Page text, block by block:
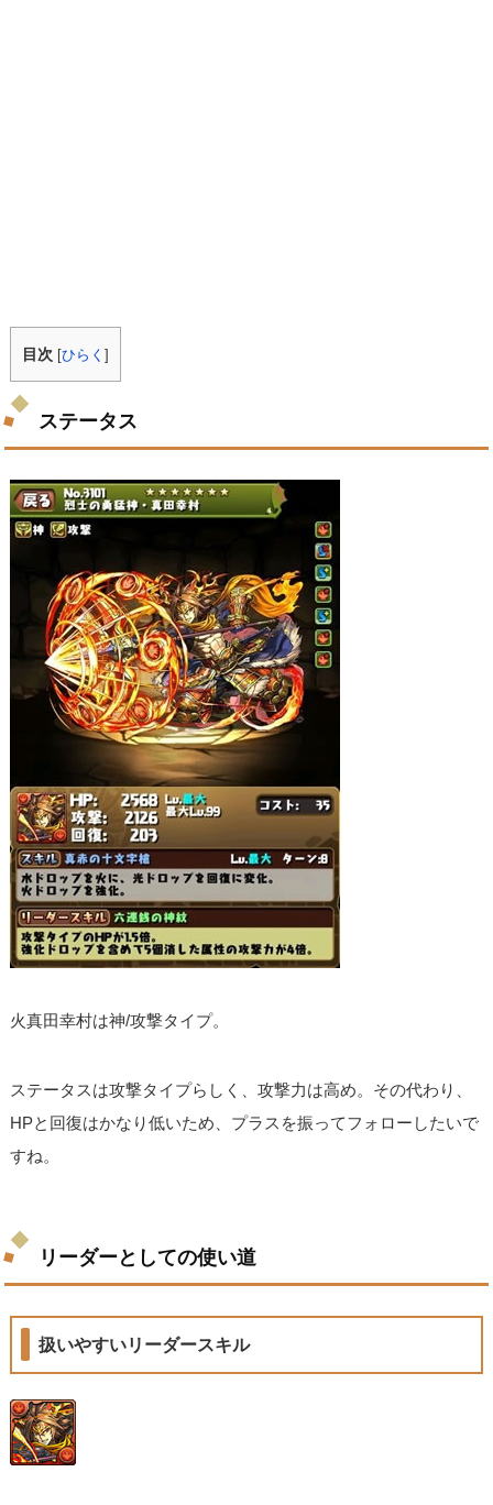
目次 [ひらく]
ステータス
火真田幸村は神/攻撃タイプ。
ステータスは攻撃タイプらしく、攻撃力は高め。その代わり、
HPと回復はかなり低いため、プラスを振ってフォローしたいで
すね。
リーダーとしての使い道
扱いやすいリーダースキル